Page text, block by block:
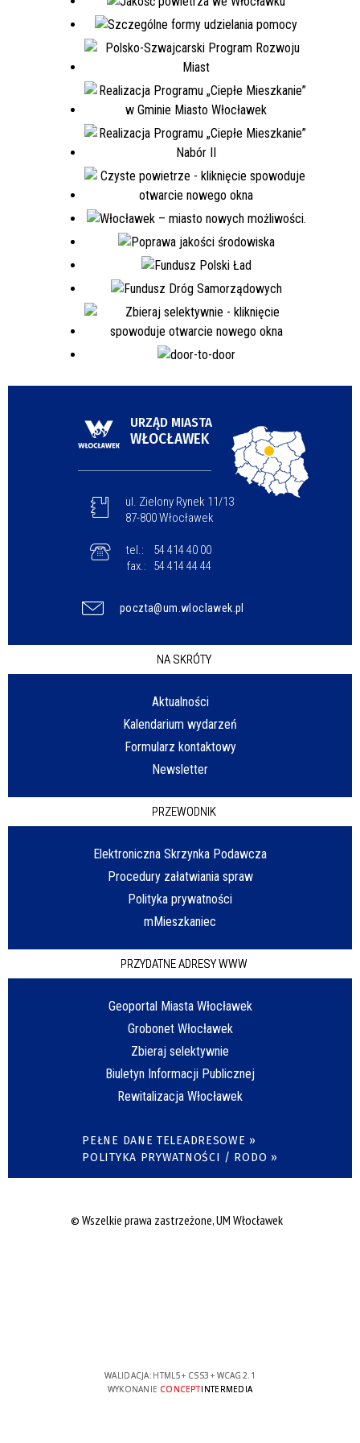
URZĄD MIASTA
WŁOCŁAWEK
ul. Zielony Rynek 11/13
87-800 Włocławek
tel.:
54 414 40 00
fax.:
54 414 44 44
poczta@um.wloclawek.pl
NA SKRÓTY
Aktualności
Kalendarium wydarzeń
Formularz kontaktowy
Newsletter
PRZEWODNIK
Elektroniczna Skrzynka Podawcza
Procedury załatwiania spraw
Polityka prywatności
mMieszkaniec
PRZYDATNE ADRESY WWW
Geoportal Miasta Włocławek
Grobonet Włocławek
Zbieraj selektywnie
Biuletyn Informacji Publicznej
Rewitalizacja Włocławek
PEŁNE DANE TELEADRESOWE »
POLITYKA PRYWATNOŚCI / RODO »
© Wszelkie prawa zastrzeżone, UM Włocławek
WALIDACJA: HTML5+ CSS3 + WCAG 2.1
WYKONANIE CONCEPTINTERMEDIA